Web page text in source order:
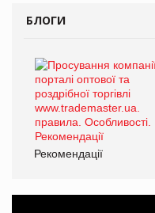
БЛОГИ
Рекомендації